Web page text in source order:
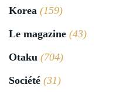
Korea (159)
Le magazine (43)
Otaku (704)
Société (31)